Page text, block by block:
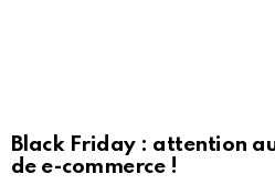
Black Friday : attention
de e-commerce !